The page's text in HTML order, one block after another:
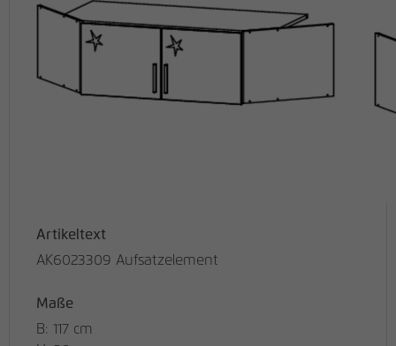
Artikeltext
AK6023309 Aufsatzelement
Maße
B: 117 cm